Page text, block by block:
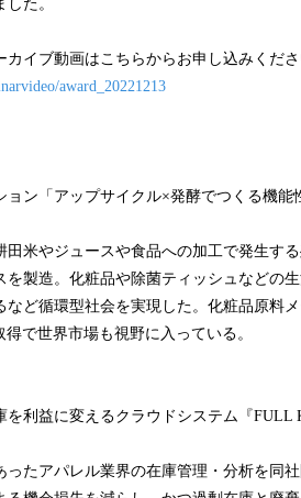
た。
イブ動画はこちらからお申し込みくださ
award_20221213
ン「アップサイクル×発酵でつくる機能
米やジュースや食品への加工で発生す
を製造。化粧品や除菌ティッシュなどの
ど循環型社会を実現した。化粧品原料
で世界市場も視野に入っている。
利益に変えるクラウドシステム『FULL
たアパレル業界の在庫管理・分析を同